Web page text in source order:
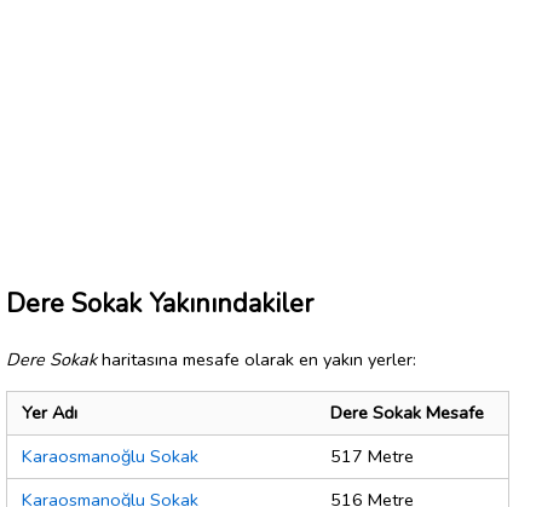
Dere Sokak Yakınındakiler
Dere Sokakharitasına mesafe olarak en yakın yerler:
Yer Adı
Dere Sokak Mesafe
Karaosmanoğlu Sokak
517 Metre
Karaosmanoğlu Sokak
516 Metre